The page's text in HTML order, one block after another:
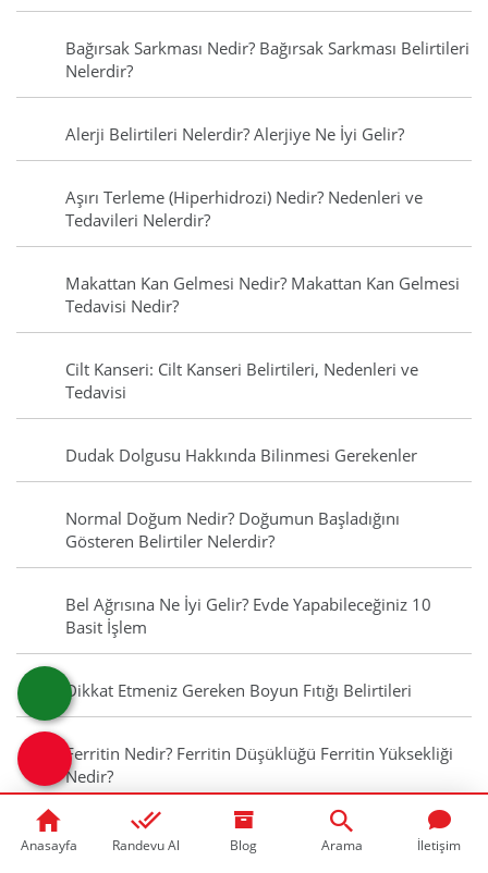
Bağırsak Sarkması Nedir? Bağırsak Sarkması Belirtileri
Nelerdir?
Alerji Belirtileri Nelerdir? Alerjiye Ne İyi Gelir?
Aşırı Terleme (Hiperhidrozi) Nedir? Nedenleri ve
Tedavileri Nelerdir?
Makattan Kan Gelmesi Nedir? Makattan Kan Gelmesi
Tedavisi Nedir?
Cilt Kanseri: Cilt Kanseri Belirtileri, Nedenleri ve
Tedavisi
Dudak Dolgusu Hakkında Bilinmesi Gerekenler
Normal Doğum Nedir? Doğumun Başladığını
Gösteren Belirtiler Nelerdir?
Bel Ağrısına Ne İyi Gelir? Evde Yapabileceğiniz 10
Basit İşlem
Dikkat Etmeniz Gereken Boyun Fıtığı Belirtileri
Ferritin Nedir? Ferritin Düşüklüğü Ferritin Yüksekliği
Nedir?
Pankreatit Nedir? Pankreatit Belirtileri, Nedenleri
Anasayfa Randevu Al Blog Arama İletişim